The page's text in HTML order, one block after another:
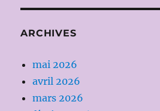
ARCHIVES
mai 2026
avril 2026
mars 2026